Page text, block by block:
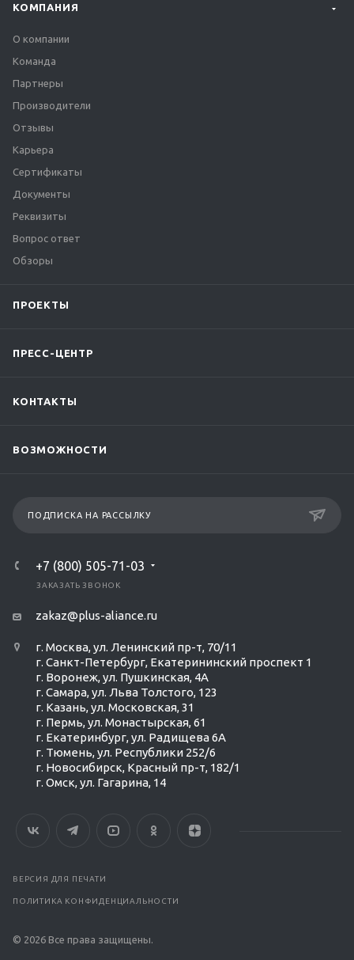
КОМПАНИЯ
О компании
Команда
Партнеры
Производители
Отзывы
Карьера
Сертификаты
Документы
Реквизиты
Вопрос ответ
Обзоры
ПРОЕКТЫ
ПРЕСС-ЦЕНТР
КОНТАКТЫ
ВОЗМОЖНОСТИ
ПОДПИСКА НА РАССЫЛКУ
+7 (800) 505-71-03
ЗАКАЗАТЬ ЗВОНОК
zakaz@plus-aliance.ru
г. Москва, ул. Ленинский пр-т, 70/11
г. Санкт-Петербург, Екатерининский проспект 1
г. Воронеж, ул. Пушкинская, 4А
г. Самара, ул. Льва Толстого, 123
г. Казань, ул. Московская, 31
г. Пермь, ул. Монастырская, 61
г. Екатеринбург, ул. Радищева 6А
г. Тюмень, ул. Республики 252/6
г. Новосибирск, Красный пр-т, 182/1
г. Омск, ул. ​Гагарина, 14
ВЕРСИЯ ДЛЯ ПЕЧАТИ
ПОЛИТИКА КОНФИДЕНЦИАЛЬНОСТИ
© 2026 Все права защищены.